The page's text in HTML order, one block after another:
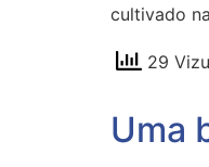
cultivado
29
Uma